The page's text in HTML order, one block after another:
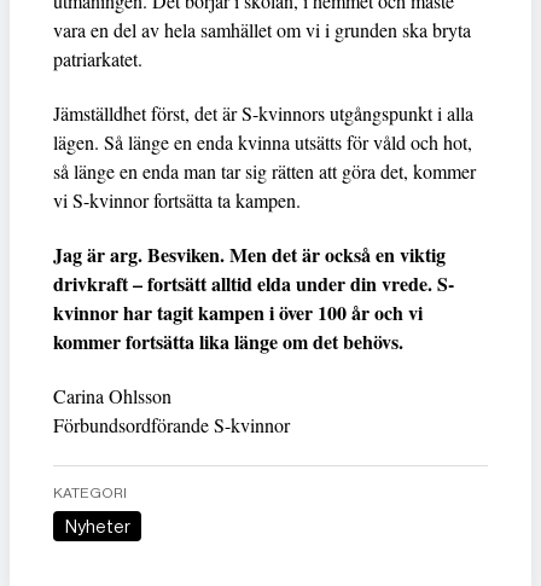
vara en del av hela samhället om vi i grunden ska bryta
patriarkatet.
Jämställdhet först, det är S-kvinnors utgångspunkt i alla
lägen. Så länge en enda kvinna utsätts för våld och hot,
så länge en enda man tar sig rätten att göra det, kommer
vi S-kvinnor fortsätta ta kampen.
Jag är arg. Besviken. Men det är också en viktig
drivkraft – fortsätt alltid elda under din vrede. S-
kvinnor har tagit kampen i över 100 år och vi
kommer fortsätta lika länge om det behövs.
Carina Ohlsson
Förbundsordförande S-kvinnor
KATEGORI
Nyheter